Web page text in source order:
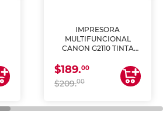
IMPRESORA
MULTIFUNCIONAL
CANON G2110 TINTA
$189.00
$209.00